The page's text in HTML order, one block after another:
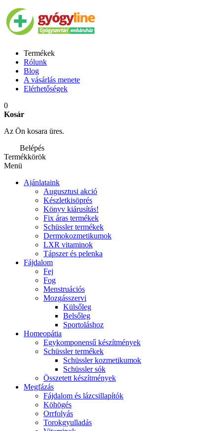
Termékek
Rólunk
Blog
A vásárlás menete
Elérhetőségek
0
Kosár
Az Ön kosara üres.
Belépés
Termékkörök
Menü
Ajánlataink
Augusztusi akció
Készletkisöprés
Könyv kiárusítás!
Fix áras termékek
Schüssler termékek
Dermokozmetikumok
LXR vitaminok
Tápszer és pelenka
Fájdalom
Fej
Fog
Menstruációs
Mozgásszervi
Külsőleg
Belsőleg
Sportoláshoz
Homeopátia
Egykomponensű készítmények
Schüssler termékek
Schüssler kozmetikumok
Schüssler sók
Összetett készítmények
Megfázás
Fájdalom és lázcsillapítók
Köhögés
Orrfolyás
Torokgyulladás